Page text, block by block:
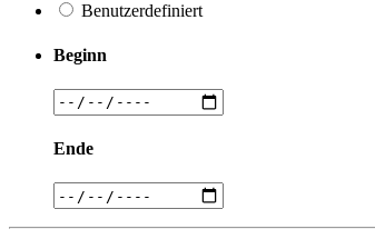
Benutzerdefiniert
Beginn
Ende